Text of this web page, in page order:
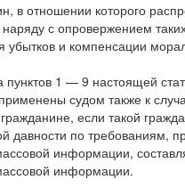
в отношении которого
с опровержением
убытков и компенсации
пунктов 1 — 9 настоящей
судом также к
если такой
давности по требованиям,
информации,
информации.